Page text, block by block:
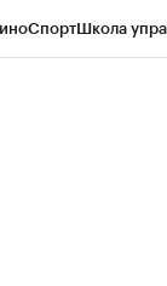
СпортШкола